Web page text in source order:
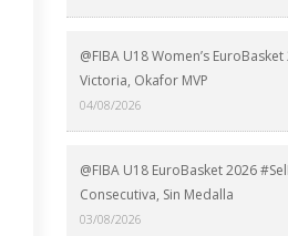
@FIBA U18 Women’s
Victoria, Okafor MVP
04/08/2026
@FIBA U18 EuroBasket 2026
Consecutiva, Sin Medalla
03/08/2026